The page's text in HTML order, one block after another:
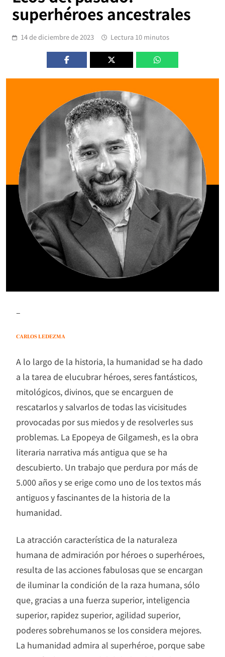
superhéroes ancestrales
14 de diciembre de 2023 Lectura 10 minutos
–
CARLOS LEDEZMA
A lo largo de la historia, la humanidad se ha dado
a la tarea de elucubrar héroes, seres fantásticos,
mitológicos, divinos, que se encarguen de
rescatarlos y salvarlos de todas las vicisitudes
provocadas por sus miedos y de resolverles sus
problemas. La Epopeya de Gilgamesh, es la obra
literaria narrativa más antigua que se ha
descubierto. Un trabajo que perdura por más de
5.000 años y se erige como uno de los textos más
antiguos y fascinantes de la historia de la
humanidad.
La atracción característica de la naturaleza
humana de admiración por héroes o superhéroes,
resulta de las acciones fabulosas que se encargan
de iluminar la condición de la raza humana, sólo
que, gracias a una fuerza superior, inteligencia
superior, rapidez superior, agilidad superior,
poderes sobrehumanos se los considera mejores.
La humanidad admira al superhéroe, porque sabe